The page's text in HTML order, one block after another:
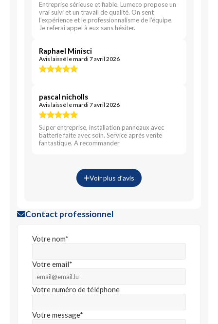
Entreprise sérieuse et fiable. Lumeco propose un
vrai suivi et un travail de qualité. On sent
l’expérience et le professionnalisme de l’équipe.
Je referai appel à eux sans hésiter.
Raphael Minisci
Avis laissé le mardi 7 avril 2026
pascal nicholls
Avis laissé le mardi 7 avril 2026
Super entreprise, installation panneaux avec
batterie faite avec soin. Service après vente
fantastique. A recommander
Voir plus d'avis
Contact professionnel
Votre nom*
Votre email*
Votre numéro de téléphone
Votre message*